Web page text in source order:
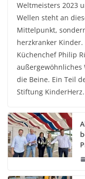
Weltmeisters 2023
Wellen steht an
Mittelpunkt,
herzkranker
Küchenchef Philip
außergewöhnliches
die Beine. Ein Teil
Stiftung KinderHerz.